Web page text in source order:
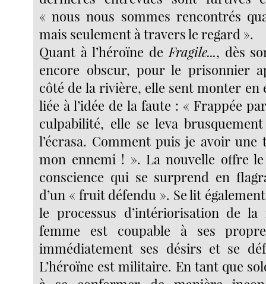
« nous nous sommes rencontrés
mais seulement à travers le regard ».
Quant à l’héroïne de Fragile..., dès
encore obscur, pour le prisonnier
côté de la rivière, elle sent monter en
liée à l’idée de la faute : « Frappée
culpabilité, elle se leva
l’écrasa. Comment puis je avoir une
mon ennemi ! ». La nouvelle offre le
conscience qui se surprend en
d’un « fruit défendu ». Se lit
le processus d’intériorisation de
femme est coupable à ses
immédiatement ses désirs et se
L’héroïne est militaire. En tant que